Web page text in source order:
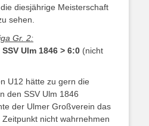
diesjährige Meisterschaft
sehen.
Gr. 2:
Ulm 1846 > 6:0 (nicht
U12 hätte zu gern die
den SSV Ulm 1846
der Ulmer Großverein das
nicht wahrnehmen